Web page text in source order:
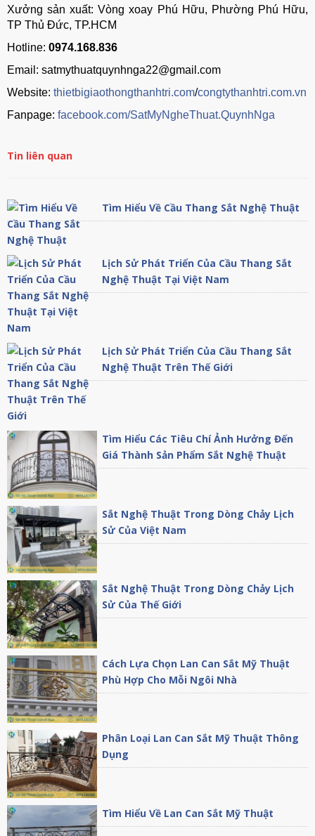
Xưởng sản xuất: Vòng xoay Phú Hữu, Phường Phú Hữu,
TP Thủ Đức, TP.HCM
Hotline: 0974.168.836
Email: satmythuatquynhnga22@gmail.com
Website: thietbigiaothongthanhtri.com/congtythanhtri.com.vn
Fanpage: facebook.com/SatMyNgheThuat.QuynhNga
Tin liên quan
Tìm Hiểu Về Cầu Thang Sắt Nghệ Thuật
Lịch Sử Phát Triển Của Cầu Thang Sắt
Nghệ Thuật Tại Việt Nam
Lịch Sử Phát Triển Của Cầu Thang Sắt
Nghệ Thuật Trên Thế Giới
Tìm Hiểu Các Tiêu Chí Ảnh Hưởng Đến
Giá Thành Sản Phẩm Sắt Nghệ Thuật
Sắt Nghệ Thuật Trong Dòng Chảy Lịch
Sử Của Việt Nam
Sắt Nghệ Thuật Trong Dòng Chảy Lịch
Sử Của Thế Giới
Cách Lựa Chọn Lan Can Sắt Mỹ Thuật
Phù Hợp Cho Mỗi Ngôi Nhà
Phân Loại Lan Can Sắt Mỹ Thuật Thông
Dụng
Tìm Hiểu Về Lan Can Sắt Mỹ Thuật